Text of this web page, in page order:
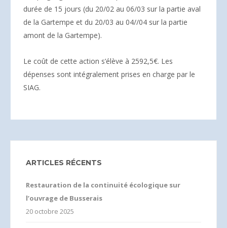
durée de 15 jours (du 20/02 au 06/03 sur la partie aval
de la Gartempe et du 20/03 au 04//04 sur la partie
amont de la Gartempe).
Le coût de cette action s’élève à 2592,5€. Les
dépenses sont intégralement prises en charge par le
SIAG.
ARTICLES RÉCENTS
Restauration de la continuité écologique sur
l’ouvrage de Busserais
20 octobre 2025